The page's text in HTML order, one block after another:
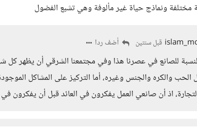
مختلفة ونماذج حياة غير مألوفة وهي تشبع الفضول
قبل سنتين أضف ردا
للصانع في عصرنا هذا وفي مجتمعنا الشرقي أن يظهر كل
والكره والجنس وغيره، أما التركيز على المشاكل
اذ أن صانعي العمل يفكرون في العائد قبل أن